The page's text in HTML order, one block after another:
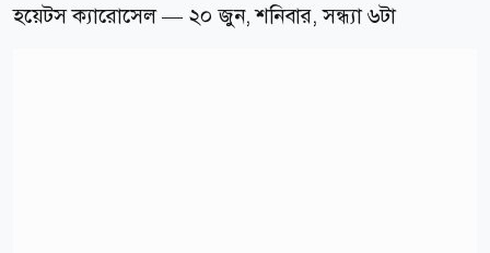
হয়েটস ক্যারোসেল — ২০ জুন, শনিবার, সন্ধ্যা ৬টা